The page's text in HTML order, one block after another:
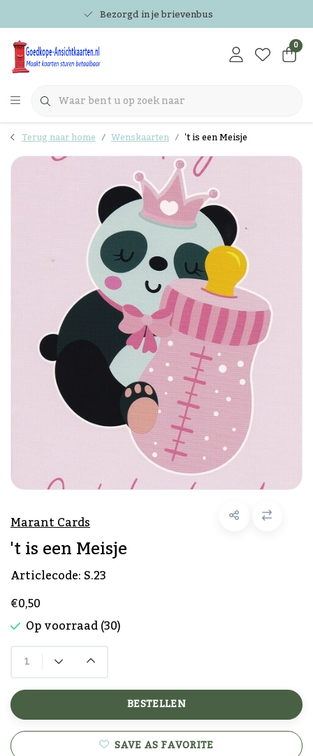
Bezorgd in je brievenbus
0
Terug naar home Wenskaarten 't is een Meisje
Marant Cards
't is een Meisje
Articlecode:S.23
€0,50
Op voorraad (30)
BESTELLEN
SAVE AS FAVORITE